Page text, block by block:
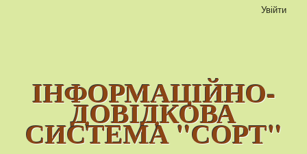
ІНФОРМАЦІЙНО-
ДОВІДКОВА
СИСТЕМА "СОРТ"
Увійти